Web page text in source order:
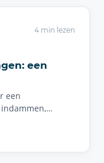
4 min lezen
een
een